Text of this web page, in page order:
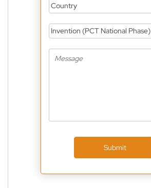
Country
Invention (PCT National Phase)
Submit